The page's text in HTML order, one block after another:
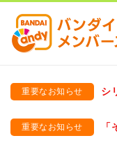
重要なお知らせ
シ
重要なお知らせ